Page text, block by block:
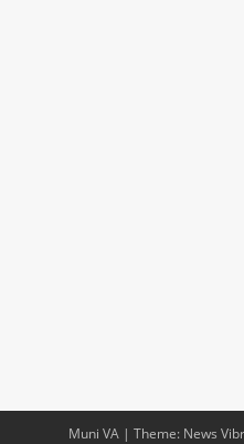
Muni VA | Theme: News